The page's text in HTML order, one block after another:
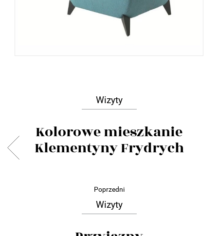
Wizyty
Kolorowe mieszkanie
Klementyny Frydrych
Poprzedni
Wizyty